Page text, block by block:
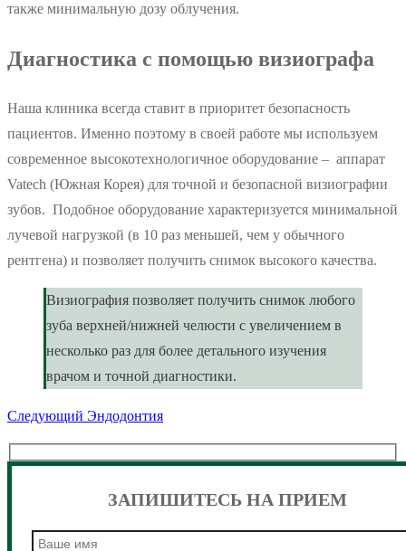
также минимальную дозу облучения.
Диагностика с помощью визиографа
Наша клиника всегда ставит в приоритет безопасность
пациентов. Именно поэтому в своей работе мы используем
современное высокотехнологичное оборудование – аппарат
Vatech (Южная Корея) для точной и безопасной визиографии
зубов. Подобное оборудование характеризуется минимальной
лучевой нагрузкой (в 10 раз меньшей, чем у обычного
рентгена) и позволяет получить снимок высокого качества.
Визиография позволяет получить снимок любого
зуба верхней/нижней челюсти с увеличением в
несколько раз для более детального изучения
врачом и точной диагностики.
Навигация
по
Следующий Следующая
запись:
Эндодонтия
ЗАПИШИТЕСЬ НА ПРИЕМ